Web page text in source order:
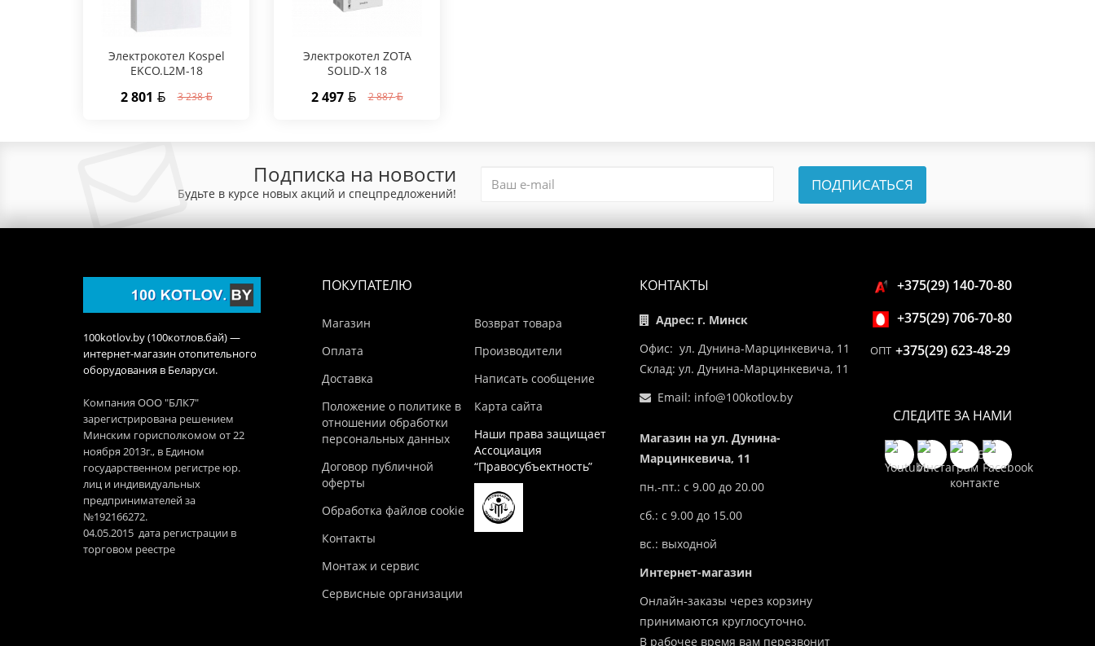
Электрокотел Kospel
EKCO.L2M-18
2 801 3 238
Электрокотел ZOTA
SOLID-X 18
2 497 2 887
Подписка на новости
Будьте в курсе новых акций и спецпредложений! ПОДПИСАТЬСЯ
100kotlov.by (100котлов.бай) —
интернет-магазин отопительного
оборудования в Беларуси.
Компания ООО "БЛК7"
зарегистрирована решением
Минским горисполкомом от 22
ноября 2013г., в Едином
государственном регистре юр.
лиц и индивидуальных
предпринимателей за
№192166272.
04.05.2015 дата регистрации в
торговом реестре
ПОКУПАТЕЛЮ
Магазин
Оплата
Доставка
Положение о политике в
отношении обработки
персональных данных
Договор публичной
оферты
Обработка файлов cookie
Контакты
Монтаж и сервис
Сервисные организации
Возврат товара
Производители
Написать сообщение
Карта сайта
Наши права защищает
Ассоциация
“Правосубъектность”
КОНТАКТЫ
Адрес: г. Минск
Офис: ул. Дунина-Марцинкевича, 11
Склад: ул. Дунина-Марцинкевича, 11
Email: info@100kotlov.by
Магазин на ул. Дунина-
Марцинкевича, 11
пн.-пт.: с 9.00 до 20.00
сб.: с 9.00 до 15.00
вс.: выходной
Интернет-магазин
Онлайн-заказы через корзину
принимаются круглосуточно.
В рабочее время вам перезвонит
+375(29) 140-70-80
+375(29) 706-70-80
ОПТ +375(29) 623-48-29
СЛЕДИТЕ ЗА НАМИ